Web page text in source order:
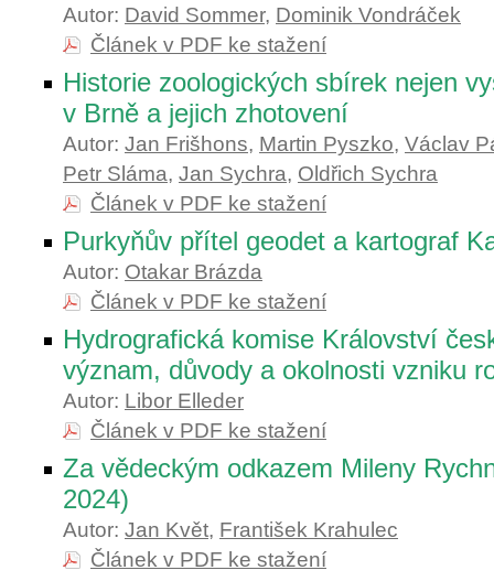
Autor: David Sommer, Dominik Vondráček
Článek v PDF ke stažení
Historie zoologických sbírek nejen
v Brně a jejich zhotovení
Autor: Jan Frišhons, Martin Pyszko, Václav
Petr Sláma, Jan Sychra, Oldřich Sychra
Článek v PDF ke stažení
Purkyňův přítel geodet a kartograf
Autor: Otakar Brázda
Článek v PDF ke stažení
Hydrografická komise Království
význam, důvody a okolnosti vzniku
Autor: Libor Elleder
Článek v PDF ke stažení
Za vědeckým odkazem Mileny
2024)
Autor: Jan Květ, František Krahulec
Článek v PDF ke stažení